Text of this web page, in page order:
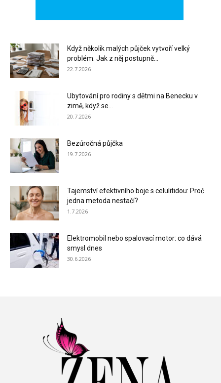
Když několik malých půjček vytvoří velký
problém. Jak z něj postupně...
22.7.2026
Ubytování pro rodiny s dětmi na Benecku v
zimě, když se...
20.7.2026
Bezúročná půjčka
19.7.2026
Tajemství efektivního boje s celulitidou: Proč
jedna metoda nestačí?
1.7.2026
Elektromobil nebo spalovací motor: co dává
smysl dnes
30.6.2026